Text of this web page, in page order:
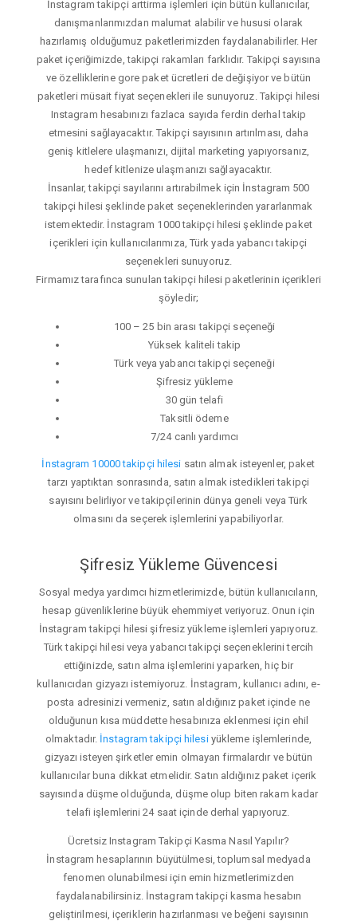
İnstagram takipçi arttirma işlemleri için bütün kullanıcılar,
danışmanlarımızdan malumat alabilir ve hususi olarak
hazırlamış olduğumuz paketlerimizden faydalanabilirler. Her
paket içeriğimizde, takipçi rakamları farklıdır. Takipçi sayısına
ve özelliklerine gore paket ücretleri de değişiyor ve bütün
paketleri müsait fiyat seçenekleri ile sunuyoruz. Takipçi hilesi
Instagram hesabınızı fazlaca sayıda ferdin derhal takip
etmesini sağlayacaktır. Takipçi sayısının artırılması, daha
geniş kitlelere ulaşmanızı, dijital marketing yapıyorsanız,
hedef kitlenize ulaşmanızı sağlayacaktır.
İnsanlar, takipçi sayılarını artırabilmek için İnstagram 500
takipçi hilesi şeklinde paket seçeneklerinden yararlanmak
istemektedir. İnstagram 1000 takipçi hilesi şeklinde paket
içerikleri için kullanıcılarımıza, Türk yada yabancı takipçi
seçenekleri sunuyoruz.
Firmamız tarafınca sunulan takipçi hilesi paketlerinin içerikleri
şöyledir;
100 – 25 bin arası takipçi seçeneği
Yüksek kaliteli takip
Türk veya yabancı takipçi seçeneği
Şifresiz yükleme
30 gün telafi
Taksitli ödeme
7/24 canlı yardımcı
İnstagram 10000 takipçi hilesi satın almak isteyenler, paket
tarzı yaptıktan sonrasında, satın almak istedikleri takipçi
sayısını belirliyor ve takipçilerinin dünya geneli veya Türk
olmasını da seçerek işlemlerini yapabiliyorlar.
Şifresiz Yükleme Güvencesi
Sosyal medya yardımcı hizmetlerimizde, bütün kullanıcıların,
hesap güvenliklerine büyük ehemmiyet veriyoruz. Onun için
İnstagram takipçi hilesi şifresiz yükleme işlemleri yapıyoruz.
Türk takipçi hilesi veya yabancı takipçi seçeneklerini tercih
ettiğinizde, satın alma işlemlerini yaparken, hiç bir
kullanıcıdan gizyazı istemiyoruz. İnstagram, kullanıcı adını, e-
posta adresinizi vermeniz, satın aldığınız paket içinde ne
olduğunun kısa müddette hesabınıza eklenmesi için ehil
olmaktadır. İnstagram takipçi hilesiyükleme işlemlerinde,
gizyazı isteyen şirketler emin olmayan firmalardır ve bütün
kullanıcılar buna dikkat etmelidir. Satın aldığınız paket içerik
sayısında düşme olduğunda, düşme olup biten rakam kadar
telafi işlemlerini 24 saat içinde derhal yapıyoruz.
Ücretsiz Instagram Takipçi Kasma Nasıl Yapılır?
İnstagram hesaplarının büyütülmesi, toplumsal medyada
fenomen olunabilmesi için emin hizmetlerimizden
faydalanabilirsiniz. İnstagram takipçi kasma hesabın
geliştirilmesi, içeriklerin hazırlanması ve beğeni sayısının